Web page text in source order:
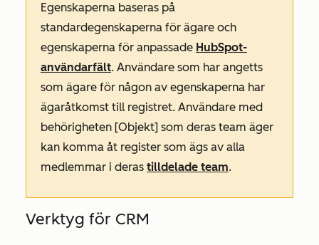
Egenskaperna baseras på
standardegenskaperna för ägare och
egenskaperna för anpassade HubSpot-
användarfält. Användare som har angetts
som ägare för någon av egenskaperna har
ägaråtkomst till registret. Användare med
behörigheten [Objekt] som deras team äger
kan komma åt register som ägs av alla
medlemmar i deras tilldelade team.
Verktyg för CRM